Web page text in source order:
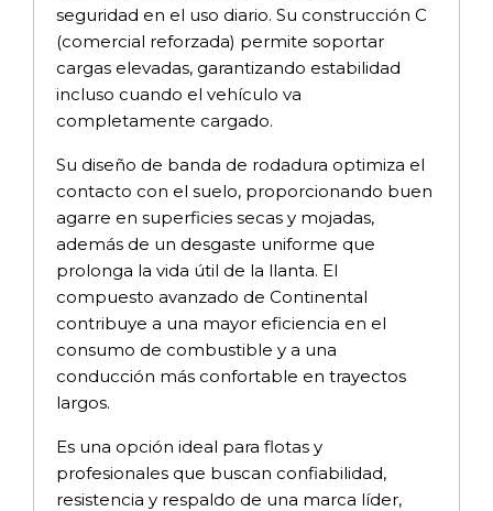
seguridad en el uso diario. Su construcción C
(comercial reforzada) permite soportar
cargas elevadas, garantizando estabilidad
incluso cuando el vehículo va
completamente cargado.
Su diseño de banda de rodadura optimiza el
contacto con el suelo, proporcionando buen
agarre en superficies secas y mojadas,
además de un desgaste uniforme que
prolonga la vida útil de la llanta. El
compuesto avanzado de Continental
contribuye a una mayor eficiencia en el
consumo de combustible y a una
conducción más confortable en trayectos
largos.
Es una opción ideal para flotas y
profesionales que buscan confiabilidad,
resistencia y respaldo de una marca líder,